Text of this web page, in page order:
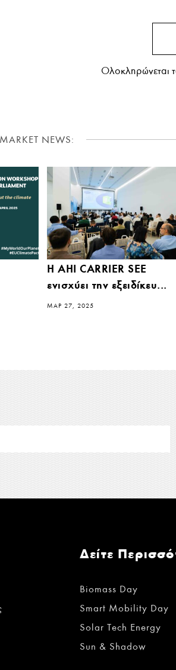
Ολοκληρώνεται
MARKET NEWS:
Η AHI CARRIER SEE
ενισχύει την εξειδίκευ...
ΜΑΡ 27, 2025
Δείτε
Biomass Day
Smart Mobility Day
Solar Tech Energy
Sun & Shadow